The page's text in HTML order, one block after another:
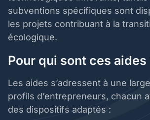
subventions spécifiques sont
les projets contribuant à la
écologique.
Pour qui sont ces aides
Les aides s’adressent à une
profils d’entrepreneurs, chacun
des dispositifs adaptés :